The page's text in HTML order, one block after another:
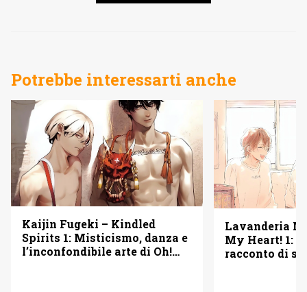
Potrebbe interessarti anche
Kaijin Fugeki – Kindled
Spirits 1: Misticismo, danza e
l’inconfondibile arte di Oh!
Lavanderia
My Heart! 1:
racconto di